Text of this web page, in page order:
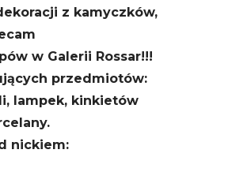
z kamyczków,
w Galerii Rossar!!!
przedmiotów:
lampek, kinkietów
nickiem: